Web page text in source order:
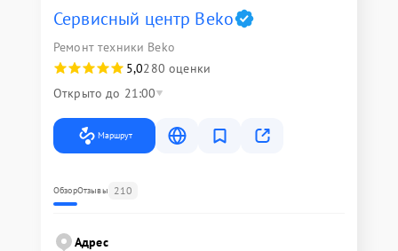
Сервисный центр Beko
Ремонт техники Beko
5,0280 оценки
Открыто до 21:00
Маршрут
ОбзорОтзывы 210
Адрес